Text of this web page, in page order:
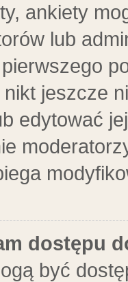
ankiety
lub
jeszcze
edytować
dostępu
być